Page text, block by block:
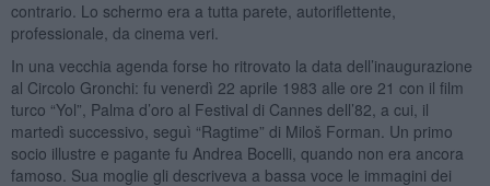
contrario. Lo schermo era a tutta parete, autoriflettente,
professionale, da cinema veri.
In una vecchia agenda forse ho ritrovato la data dell’inaugurazione
al Circolo Gronchi: fu venerdì 22 aprile 1983 alle ore 21 con il film
turco “Yol”, Palma d’oro al Festival di Cannes dell’82, a cui, il
martedì successivo, seguì “Ragtime” di Miloš Forman. Un primo
socio illustre e pagante fu Andrea Bocelli, quando non era ancora
famoso. Sua moglie gli descriveva a bassa voce le immagini dei